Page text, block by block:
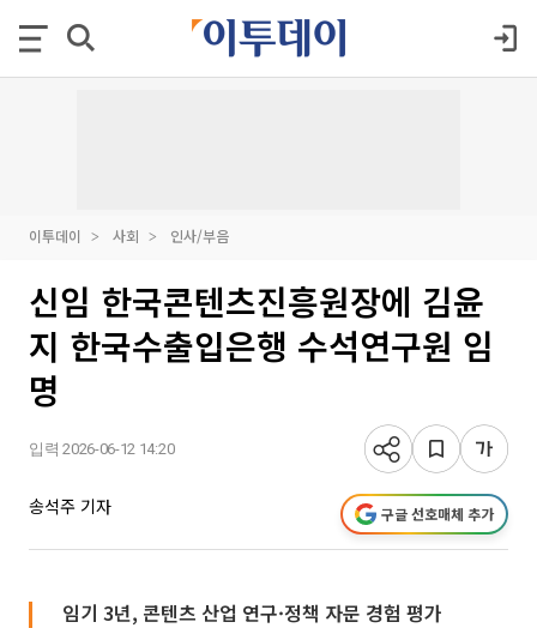
이투데이 사회 인사/부음
신임 한국콘텐츠진흥원장에 김윤
지 한국수출입은행 수석연구원 임
명
입력 2026-06-12 14:20
송석주 기자 구글 선호매체 추가
임기 3년, 콘텐츠 산업 연구·정책 자문 경험 평가